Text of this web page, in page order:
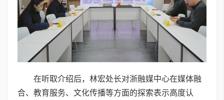
在听取介绍后，林宏处长对浙融媒中心在媒体融
合、教育服务、文化传播等方面的探索表示高度认